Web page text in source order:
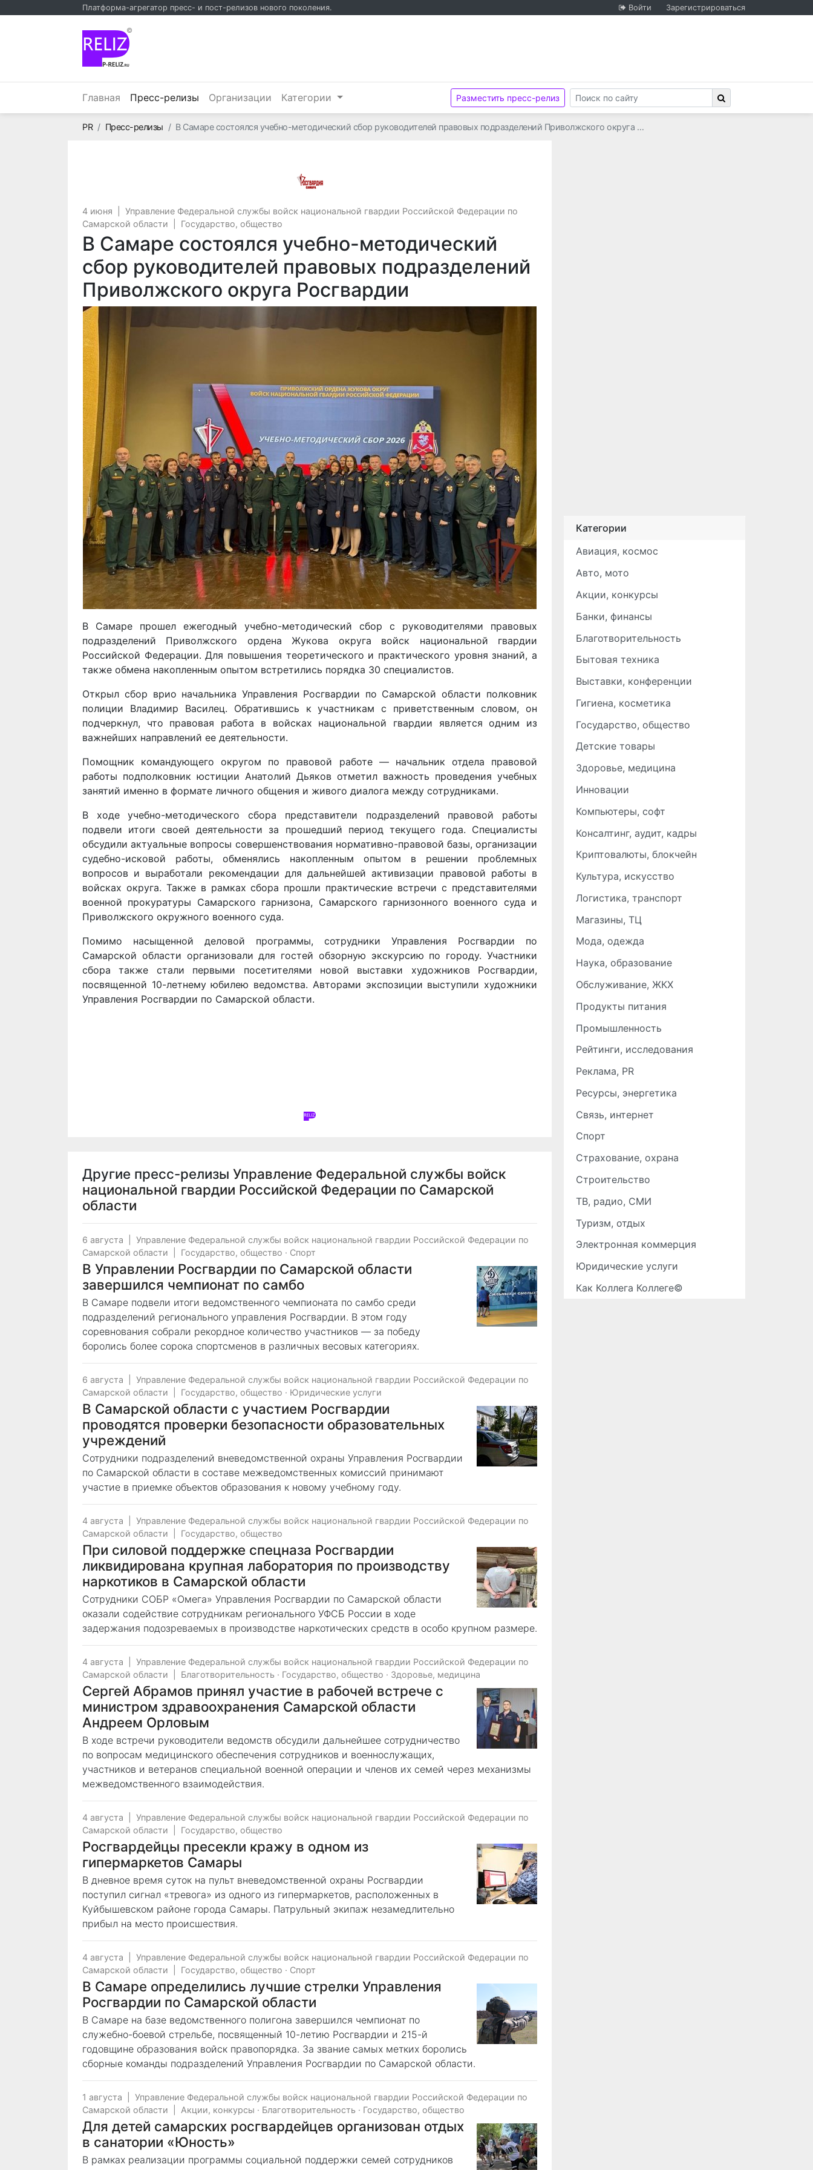
Платформа-агрегатор пресс- и пост-релизов нового поколения. Войти Зарегистрироваться
©
Главная Пресс-релизы (текущий)
Организации Категории Разместить пресс-релиз
PRГлавная
Пресс-релизы В Самаре состоялся учебно-методический сбор руководителей правовых подразделений Приволжского округа …
4 июня
Управление Федеральной службы войск национальной гвардии Российской Федерации по
Самарской области
Государство, общество
В Самаре состоялся учебно-методический
сбор руководителей правовых подразделений
Приволжского округа Росгвардии
В Самаре прошел ежегодный учебно-методический сбор с руководителями правовых
подразделений Приволжского ордена Жукова округа войск национальной гвардии
Российской Федерации. Для повышения теоретического и практического уровня знаний, а
также обмена накопленным опытом встретились порядка 30 специалистов.
Открыл сбор врио начальника Управления Росгвардии по Самарской области полковник
полиции Владимир Василец. Обратившись к участникам с приветственным словом, он
подчеркнул, что правовая работа в войсках национальной гвардии является одним из
важнейших направлений ее деятельности.
Помощник командующего округом по правовой работе — начальник отдела правовой
работы подполковник юстиции Анатолий Дьяков отметил важность проведения учебных
занятий именно в формате личного общения и живого диалога между сотрудниками.
В ходе учебно-методического сбора представители подразделений правовой работы
подвели итоги своей деятельности за прошедший период текущего года. Специалисты
обсудили актуальные вопросы совершенствования нормативно-правовой базы, организации
судебно-исковой работы, обменялись накопленным опытом в решении проблемных
вопросов и выработали рекомендации для дальнейшей активизации правовой работы в
войсках округа. Также в рамках сбора прошли практические встречи с представителями
военной прокуратуры Самарского гарнизона, Самарского гарнизонного военного суда и
Приволжского окружного военного суда.
Помимо насыщенной деловой программы, сотрудники Управления Росгвардии по
Самарской области организовали для гостей обзорную экскурсию по городу. Участники
сбора также стали первыми посетителями новой выставки художников Росгвардии,
посвященной 10-летнему юбилею ведомства. Авторами экспозиции выступили художники
Управления Росгвардии по Самарской области.
Другие пресс-релизы Управление Федеральной службы войск
национальной гвардии Российской Федерации по Самарской
области
6 августа
Управление Федеральной службы войск национальной гвардии Российской Федерации по
Самарской области
Государство, общество · Спорт
В Управлении Росгвардии по Самарской области
завершился чемпионат по самбо
В Самаре подвели итоги ведомственного чемпионата по самбо среди
подразделений регионального управления Росгвардии. В этом году
соревнования собрали рекордное количество участников — за победу
боролись более сорока спортсменов в различных весовых категориях.
6 августа
Управление Федеральной службы войск национальной гвардии Российской Федерации по
Самарской области
Государство, общество · Юридические услуги
В Самарской области с участием Росгвардии
проводятся проверки безопасности образовательных
учреждений
Сотрудники подразделений вневедомственной охраны Управления Росгвардии
по Самарской области в составе межведомственных комиссий принимают
участие в приемке объектов образования к новому учебному году.
4 августа
Управление Федеральной службы войск национальной гвардии Российской Федерации по
Самарской области
Государство, общество
При силовой поддержке спецназа Росгвардии
ликвидирована крупная лаборатория по производству
наркотиков в Самарской области
Сотрудники СОБР «Омега» Управления Росгвардии по Самарской области
оказали содействие сотрудникам регионального УФСБ России в ходе
задержания подозреваемых в производстве наркотических средств в особо крупном размере.
4 августа
Управление Федеральной службы войск национальной гвардии Российской Федерации по
Самарской области
Благотворительность · Государство, общество · Здоровье, медицина
Сергей Абрамов принял участие в рабочей встрече с
министром здравоохранения Самарской области
Андреем Орловым
В ходе встречи руководители ведомств обсудили дальнейшее сотрудничество
по вопросам медицинского обеспечения сотрудников и военнослужащих,
участников и ветеранов специальной военной операции и членов их семей через механизмы
межведомственного взаимодействия.
4 августа
Управление Федеральной службы войск национальной гвардии Российской Федерации по
Самарской области
Государство, общество
Росгвардейцы пресекли кражу в одном из
гипермаркетов Самары
В дневное время суток на пульт вневедомственной охраны Росгвардии
поступил сигнал «тревога» из одного из гипермаркетов, расположенных в
Куйбышевском районе города Самары. Патрульный экипаж незамедлительно
прибыл на место происшествия.
4 августа
Управление Федеральной службы войск национальной гвардии Российской Федерации по
Самарской области
Государство, общество · Спорт
В Самаре определились лучшие стрелки Управления
Росгвардии по Самарской области
В Самаре на базе ведомственного полигона завершился чемпионат по
служебно-боевой стрельбе, посвященный 10-летию Росгвардии и 215-й
годовщине образования войск правопорядка. За звание самых метких боролись
сборные команды подразделений Управления Росгвардии по Самарской области.
1 августа
Управление Федеральной службы войск национальной гвардии Российской Федерации по
Самарской области
Акции, конкурсы · Благотворительность · Государство, общество
Для детей самарских росгвардейцев организован отдых
в санатории «Юность»
В рамках реализации программы социальной поддержки семей сотрудников
Категории
Авиация, космос
Авто, мото
Акции, конкурсы
Банки, финансы
Благотворительность
Бытовая техника
Выставки, конференции
Гигиена, косметика
Государство, общество
Детские товары
Здоровье, медицина
Инновации
Компьютеры, софт
Консалтинг, аудит, кадры
Криптовалюты, блокчейн
Культура, искусство
Логистика, транспорт
Магазины, ТЦ
Мода, одежда
Наука, образование
Обслуживание, ЖКХ
Продукты питания
Промышленность
Рейтинги, исследования
Реклама, PR
Ресурсы, энергетика
Связь, интернет
Спорт
Страхование, охрана
Строительство
ТВ, радио, СМИ
Туризм, отдых
Электронная коммерция
Юридические услуги
Как Коллега Коллеге©